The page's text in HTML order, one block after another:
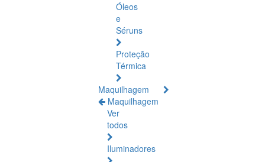
Óleos
e
Séruns
Proteção
Térmica
Maquilhagem
Maquilhagem
Ver
todos
Iluminadores